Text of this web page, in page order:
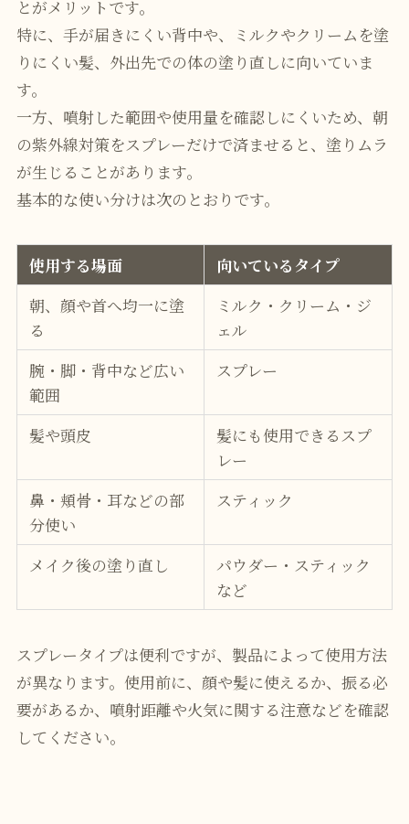
とがメリットです。
特に、手が届きにくい背中や、ミルクやクリームを塗
りにくい髪、外出先での体の塗り直しに向いていま
す。
一方、噴射した範囲や使用量を確認しにくいため、朝
の紫外線対策をスプレーだけで済ませると、塗りムラ
が生じることがあります。
基本的な使い分けは次のとおりです。
使用する場面
向いているタイプ
朝、顔や首へ均一に塗
る
ミルク・クリーム・ジ
ェル
腕・脚・背中など広い
範囲
スプレー
髪や頭皮
髪にも使用できるスプ
レー
鼻・頬骨・耳などの部
分使い
スティック
メイク後の塗り直し
パウダー・スティック
など
スプレータイプは便利ですが、製品によって使用方法
が異なります。使用前に、顔や髪に使えるか、振る必
要があるか、噴射距離や火気に関する注意などを確認
してください。